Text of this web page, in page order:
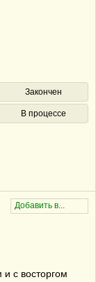
Закончен
В процессе
с восторгом